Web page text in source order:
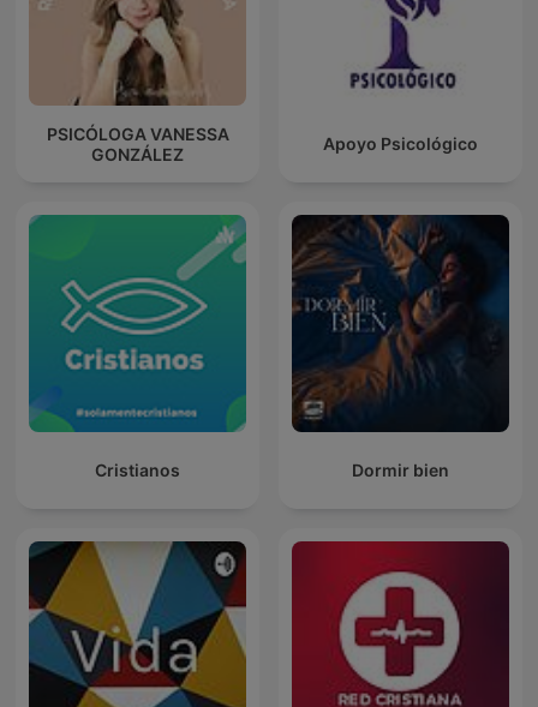
PSICÓLOGA VANESSA
GONZÁLEZ
Apoyo Psicológico
Cristianos Dormir bien